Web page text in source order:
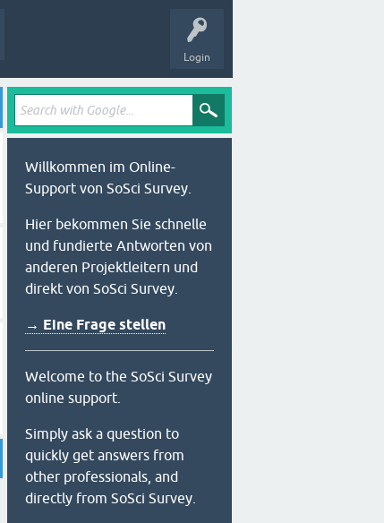
Login
Willkommen im Online-
Support von SoSci Survey.
Hier bekommen Sie schnelle
und fundierte Antworten von
anderen Projektleitern und
direkt von SoSci Survey.
→ Eine Frage stellen
Welcome to the SoSci Survey
online support.
Simply ask a question to
quickly get answers from
other professionals, and
directly from SoSci Survey.